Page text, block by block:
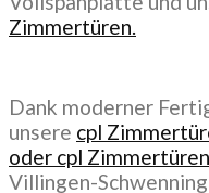
Zimmertüren.
Dank moderner
unsere cpl
oder cpl Zimmertüren
Villingen-